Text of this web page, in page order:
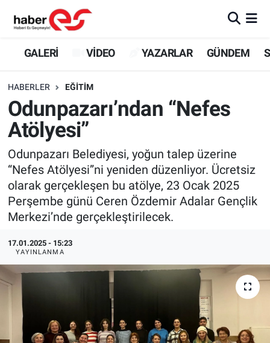
GALERİ VİDEO YAZARLAR GÜNDEM
HABERLER EĞİTİM
Odunpazarı’ndan “Nefes
Atölyesi”
Odunpazarı Belediyesi, yoğun talep üzerine
“Nefes Atölyesi”ni yeniden düzenliyor. Ücretsiz
olarak gerçekleşen bu atölye, 23 Ocak 2025
Perşembe günü Ceren Özdemir Adalar Gençlik
Merkezi’nde gerçekleştirilecek.
17.01.2025 - 15:23
YAYINLANMA
GALERİ
YAZARLAR
GÜNDEM
SİYASET
TEKNOLOJİ
SPOR
Eskişehir Nöbetçi Eczaneler
Eskişehir Trafik Yoğunluk Haritası
Süper Lig Puan Durumu ve Fikstür
Tüm Manşetler
Son Dakika Haberleri